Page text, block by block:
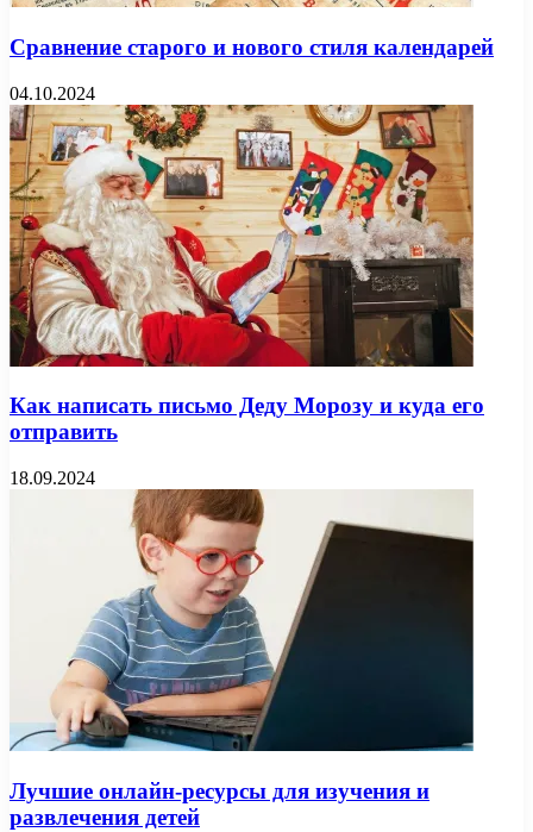
Сравнение старого и нового стиля календарей
04.10.2024
Как написать письмо Деду Морозу и куда его
отправить
18.09.2024
Лучшие онлайн-ресурсы для изучения и
развлечения детей